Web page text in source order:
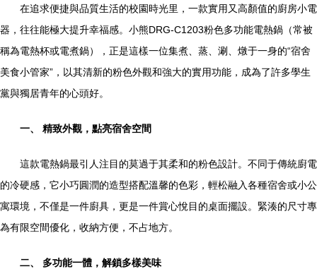
在追求便捷與品質生活的校園時光里，一款實用又高顏值的廚房小電
器，往往能極大提升幸福感。小熊DRG-C1203粉色多功能電熱鍋（常被
稱為電熱杯或電煮鍋），正是這樣一位集煮、蒸、涮、燉于一身的“宿舍
美食小管家”，以其清新的粉色外觀和強大的實用功能，成為了許多學生
黨與獨居青年的心頭好。
一、 精致外觀，點亮宿舍空間
這款電熱鍋最引人注目的莫過于其柔和的粉色設計。不同于傳統廚電
的冷硬感，它小巧圓潤的造型搭配溫馨的色彩，輕松融入各種宿舍或小公
寓環境，不僅是一件廚具，更是一件賞心悅目的桌面擺設。緊湊的尺寸專
為有限空間優化，收納方便，不占地方。
二、 多功能一體，解鎖多樣美味